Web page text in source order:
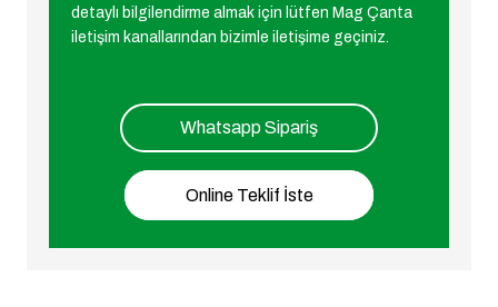
detaylı bilgilendirme almak için lütfen Mag Çanta
iletişim kanallarından bizimle iletişime geçiniz.
Whatsapp Sipariş
Online Teklif İste